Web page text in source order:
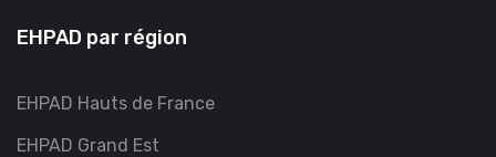
EHPAD par région
EHPAD Hauts de France
EHPAD Grand Est